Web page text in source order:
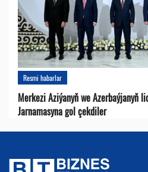
Resmi habarlar
Merkezi Aziýanyň we Azerbaýjanyň
Jarnamasyna gol çekdiler